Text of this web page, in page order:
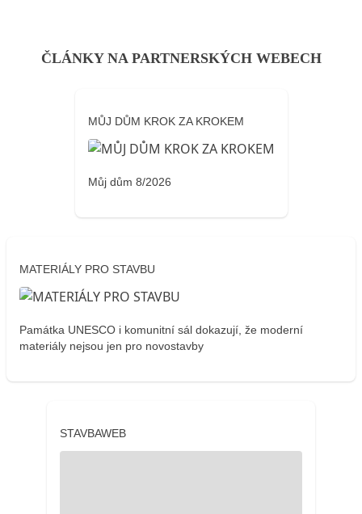
ČLÁNKY NA PARTNERSKÝCH WEBECH
MŮJ DŮM KROK ZA KROKEM
Můj dům 8/2026
MATERIÁLY PRO STAVBU
Památka UNESCO i komunitní sál dokazují, že moderní
materiály nejsou jen pro novostavby
STAVBAWEB